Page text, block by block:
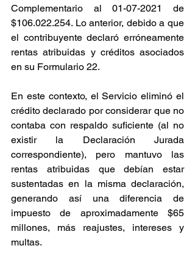
Complementario al 01-07-2021 de
$106.022.254. Lo anterior, debido a que
el contribuyente declaró erróneamente
rentas atribuidas y créditos asociados
en su Formulario 22.
En este contexto, el Servicio eliminó el
crédito declarado por considerar que no
contaba con respaldo suficiente (al no
existir la Declaración Jurada
correspondiente), pero mantuvo las
rentas atribuidas que debían estar
sustentadas en la misma declaración,
generando así una diferencia de
impuesto de aproximadamente $65
millones, más reajustes, intereses y
multas.